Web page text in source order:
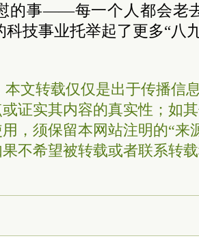
的事——每一个人都会老
科技事业托举起了更多“八
本文转载仅仅是出于传播信
证实其内容的真实性；如
，须保留本网站注明的“来
不希望被转载或者联系转